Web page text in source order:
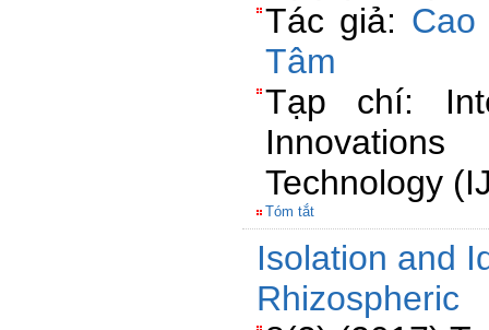
Tác giả:
Tâm
Tạp chí:
Technology
Tóm tắt
Isolation and
Rhizospheric